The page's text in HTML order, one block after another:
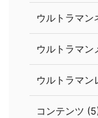
ウルトラマン
ウルトラマン
ウルトラマン
コンテンツ